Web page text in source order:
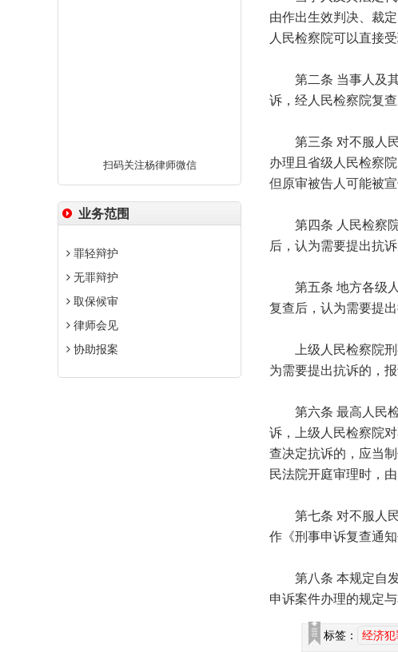
扫码关注杨律师微信
业务范围
罪轻辩护
无罪辩护
取保候审
律师会见
协助报案
由作出生效判决、裁
人民检察院可以直接受
第二条 当事人及其
诉，经人民检察院复
第三条 对不服人民
办理且省级人民检察
但原审被告人可能被宣
第四条 人民检察院
后，认为需要提出抗
第五条 地方各级人
复查后，认为需要提
上级人民检察院刑
为需要提出抗诉的，
第六条 最高人民检
诉，上级人民检察院
查决定抗诉的，应当
民法院开庭审理时，
第七条 对不服人民
作《刑事申诉复查通
第八条 本规定自发
申诉案件办理的规定
标签： 经济犯